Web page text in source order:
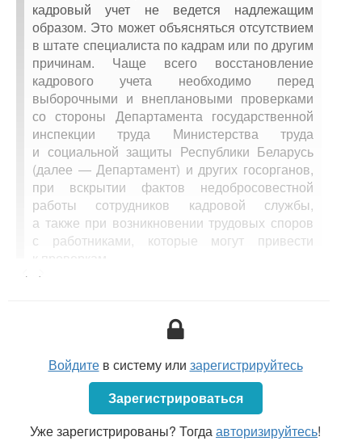
кадровый учет не ведется надлежащим
образом. Это может объясняться отсутствием
в штате специалиста по кадрам или по другим
причинам. Чаще всего восстановление
кадрового учета необходимо перед
выборочными и внеплановыми проверками
со стороны Департамента государственной
инспекции труда Министерства труда
и социальной защиты Республики Беларусь
(далее — Департамент) и других госорганов,
при вскрытии фактов недобросовестной
работы сотрудников кадровой службы,
а также при возникновении трудовых споров
с работниками, которые могут привести
ПРАВОВОЕ РЕГУЛИРОВАНИЕ
УказПрезидента Республики Беларусь
от 10.05.2011 № 181 «О некоторых мерах по
совершенствованию государственного
регулирования в области оплаты труда»
(далее — Указ № 181);
Войдитев систему или зарегистрируйтесь
Зарегистрироваться
Уже зарегистрированы? Тогдаавторизируйтесь!